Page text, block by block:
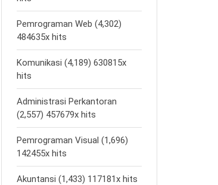
Pemrograman Web (4,302)
484635x hits
Komunikasi (4,189) 630815x
hits
Administrasi Perkantoran
(2,557) 457679x hits
Pemrograman Visual (1,696)
142455x hits
Akuntansi (1,433) 117181x hits